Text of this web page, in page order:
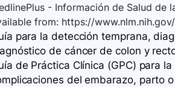
- Información de Salud de
from: https://
para la detección temprana,
de cáncer de colon y
de Práctica Clínica (GPC) para
del embarazo, parto